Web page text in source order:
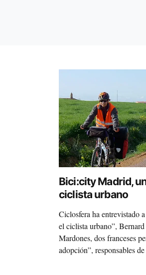
Bici:city Madrid,
ciclista urbano
Ciclosfera ha entrevistado
el ciclista urbano”,
Mardones, dos franceses
adopción”, responsables